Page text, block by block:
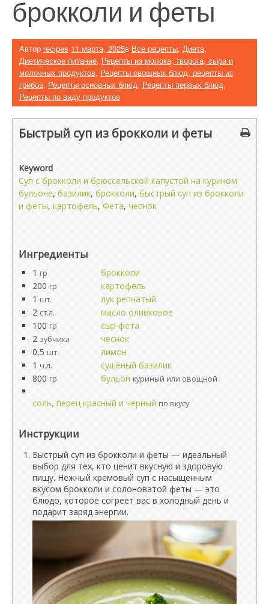
брокколи и феты
Автор recipes 11 марта, 2025в Все рецепты, Диета,
Диетическое питание, Рецепты из молока, творога, сыра и
молочных продуктов, Рецепты овощных блюд, рецепты из
грибов, Рецепты основных блюд, Рецепты первых блюд,
Рецепты по виду продуктов
Быстрый суп из брокколи и феты
Keyword
Cуп с брокколи и брюссельской капустой на курином
бульоне, базилик, брокколи, Быстрый суп из брокколи
и феты, картофель, Фета, чеснок
Ингредиенты
1 гр
брокколи
200 гр
картофель
1 шт.
лук репчатый
2 ст.л.
масло оливковое
100 гр
сыр фета
2 зубчика
чеснок
0,5 шт.
лимон
1 ч.л.
сушёный базилик
800 гр бульон куриный или овощной
соль, перец красный и черный по вкусу
Инструкции
Быстрый суп из брокколи и феты — идеальный
выбор для тех, кто ценит вкусную и здоровую
пищу. Нежный кремовый суп с насыщенным
вкусом брокколи и солоноватой феты — это
блюдо, которое согреет вас в холодный день и
подарит заряд энергии.